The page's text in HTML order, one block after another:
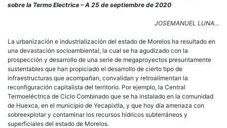
sobre la Termo Electrica – A 25 de septiembre de 2020
JOSEMANUEL LUNA…
La urbanización e industrialización del estado de Morelos ha resultado en
una devastación socioambiental, la cual se ha agudizado con la
prospección y desarrollo de una serie de megaproyectos presuntamente
sustentables que han propiciado el desarrollo de cierto tipo de
infraestructuras que acompañan, convalidan y retroalimentan la
reconfiguración capitalista del territorio. Por ejemplo, la Central
Termoeléctrica de Ciclo Combinado que se ha instalado en la comunidad
de Huexca, en el municipio de Yecapixtla, y que hoy día amenaza con
sobreexplotar y contaminar los recursos hídricos subterráneos y
superficiales del estado de Morelos.